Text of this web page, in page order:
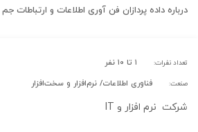
درباره داده پردازان فن آوری اطلاعات و ارتباطات جم
تعداد نفرات: ۱ تا ۱۰ نفر
صنعت: فناوری اطلاعات/ نرم‌افزار و سخت‌افزار
شرکت نرم افزار و IT